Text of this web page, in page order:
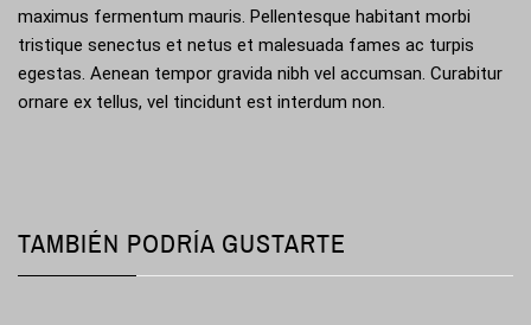
maximus fermentum mauris. Pellentesque habitant morbi
tristique senectus et netus et malesuada fames ac turpis
egestas. Aenean tempor gravida nibh vel accumsan. Curabitur
ornare ex tellus, vel tincidunt est interdum non.
TAMBIÉN PODRÍA GUSTARTE